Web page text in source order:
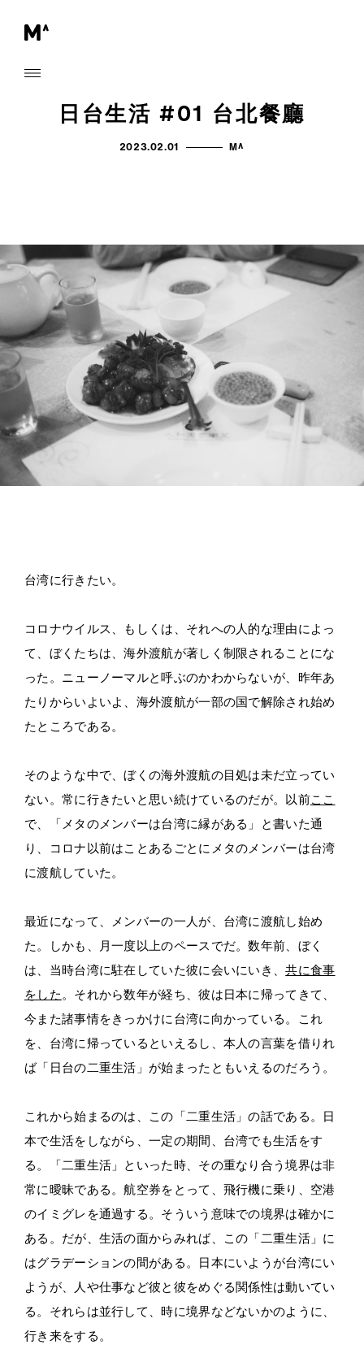
日台生活 #01 台北餐廳
2023.02.01 M^
台湾に行きたい。
コロナウイルス、もしくは、それへの人的な理由によっ
て、ぼくたちは、海外渡航が著しく制限されることにな
った。ニューノーマルと呼ぶのかわからないが、昨年あ
たりからいよいよ、海外渡航が一部の国で解除され始め
たところである。
そのような中で、ぼくの海外渡航の目処は未だ立ってい
ない。常に行きたいと思い続けているのだが。以前ここ
で、「メタのメンバーは台湾に縁がある」と書いた通
り、コロナ以前はことあるごとにメタのメンバーは台湾
に渡航していた。
最近になって、メンバーの一人が、台湾に渡航し始め
た。しかも、月一度以上のペースでだ。数年前、ぼく
は、当時台湾に駐在していた彼に会いにいき、共に食事
をした。それから数年が経ち、彼は日本に帰ってきて、
今また諸事情をきっかけに台湾に向かっている。これ
を、台湾に帰っているといえるし、本人の言葉を借りれ
ば「日台の二重生活」が始まったともいえるのだろう。
これから始まるのは、この「二重生活」の話である。日
本で生活をしながら、一定の期間、台湾でも生活をす
る。「二重生活」といった時、その重なり合う境界は非
常に曖昧である。航空券をとって、飛行機に乗り、空港
のイミグレを通過する。そういう意味での境界は確かに
ある。だが、生活の面からみれば、この「二重生活」に
はグラデーションの間がある。日本にいようが台湾にい
ようが、人や仕事など彼と彼をめぐる関係性は動いてい
る。それらは並行して、時に境界などないかのように、
行き来をする。